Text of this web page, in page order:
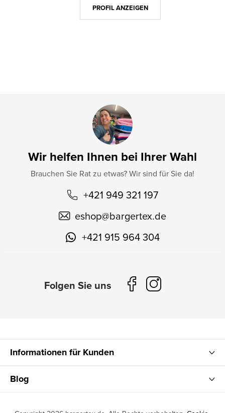
Wir helfen Ihnen bei Ihrer Wahl
Brauchen Sie Rat zu etwas? Wir sind für Sie da!
+421 949 321 197
eshop@bargertex.de
+421 915 964 304
PROFIL ANZEIGEN
Informationen für Kunden
Blog